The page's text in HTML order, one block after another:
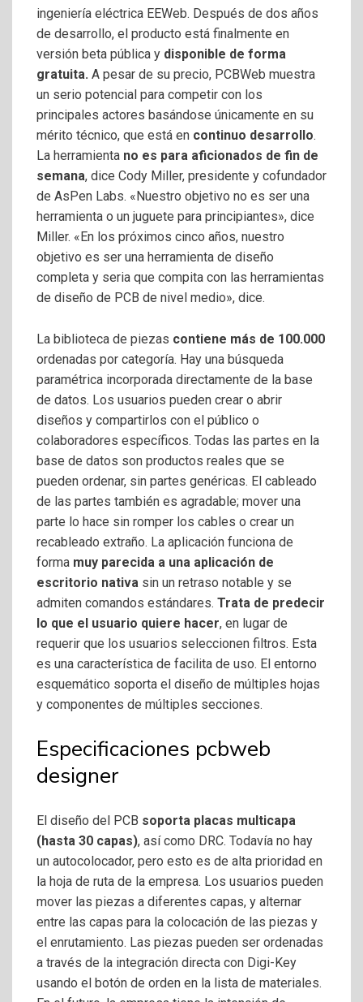
ingeniería eléctrica EEWeb. Después de dos años
de desarrollo, el producto está finalmente en
versión beta pública y disponible de forma
gratuita. A pesar de su precio, PCBWeb muestra
un serio potencial para competir con los
principales actores basándose únicamente en su
mérito técnico, que está en continuo desarrollo.
La herramienta no es para aficionados de fin de
semana, dice Cody Miller, presidente y cofundador
de AsPen Labs. «Nuestro objetivo no es ser una
herramienta o un juguete para principiantes», dice
Miller. «En los próximos cinco años, nuestro
objetivo es ser una herramienta de diseño
completa y seria que compita con las herramientas
de diseño de PCB de nivel medio», dice.
La biblioteca de piezas contiene más de 100.000
ordenadas por categoría. Hay una búsqueda
paramétrica incorporada directamente de la base
de datos. Los usuarios pueden crear o abrir
diseños y compartirlos con el público o
colaboradores específicos. Todas las partes en la
base de datos son productos reales que se
pueden ordenar, sin partes genéricas. El cableado
de las partes también es agradable; mover una
parte lo hace sin romper los cables o crear un
recableado extraño. La aplicación funciona de
forma muy parecida a una aplicación de
escritorio nativa sin un retraso notable y se
admiten comandos estándares. Trata de predecir
lo que el usuario quiere hacer, en lugar de
requerir que los usuarios seleccionen filtros. Esta
es una característica de facilita de uso. El entorno
esquemático soporta el diseño de múltiples hojas
y componentes de múltiples secciones.
Especificaciones pcbweb
designer
El diseño del PCB soporta placas multicapa
(hasta 30 capas), así como DRC. Todavía no hay
un autocolocador, pero esto es de alta prioridad en
la hoja de ruta de la empresa. Los usuarios pueden
mover las piezas a diferentes capas, y alternar
entre las capas para la colocación de las piezas y
el enrutamiento. Las piezas pueden ser ordenadas
a través de la integración directa con Digi-Key
usando el botón de orden en la lista de materiales.